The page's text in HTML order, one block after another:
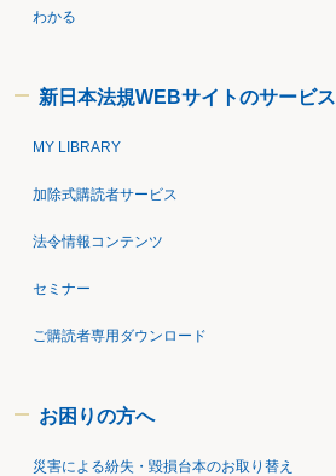
わかる
新日本法規WEBサイトのサービス
MY LIBRARY
加除式購読者サービス
法令情報コンテンツ
セミナー
ご購読者専用ダウンロード
お困りの方へ
災害による紛失・毀損台本のお取り替え